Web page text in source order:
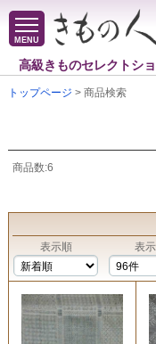
MENU
高級きものセレクトシ
トップページ > 商品検索
商品数:6
表示順
表